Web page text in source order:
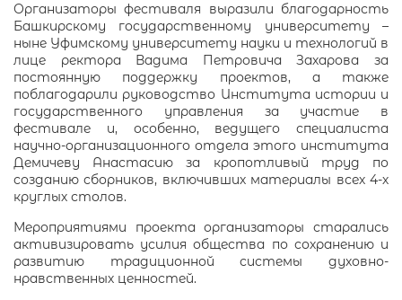
Организаторы фестиваля выразили благодарность
Башкирскому государственному университету –
ныне Уфимскому университету науки и технологий в
лице ректора Вадима Петровича Захарова за
постоянную поддержку проектов, а также
поблагодарили руководство Института истории и
государственного управления за участие в
фестивале и, особенно, ведущего специалиста
научно-организационного отдела этого института
Демичеву Анастасию за кропотливый труд по
созданию сборников, включивших материалы всех 4-х
круглых столов.
Мероприятиями проекта организаторы старались
активизировать усилия общества по сохранению и
развитию традиционной системы духовно-
нравственных ценностей.